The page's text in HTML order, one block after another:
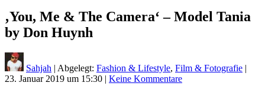
‚You, Me & The Camera‘ – Model Tania
by Don Huynh
Sahjah | Abgelegt: Fashion & Lifestyle, Film & Fotografie |
23. Januar 2019 um 15:30 | Keine Kommentare